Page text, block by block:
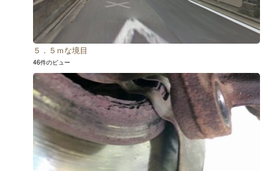
５．５ｍな境目
46件のビュー